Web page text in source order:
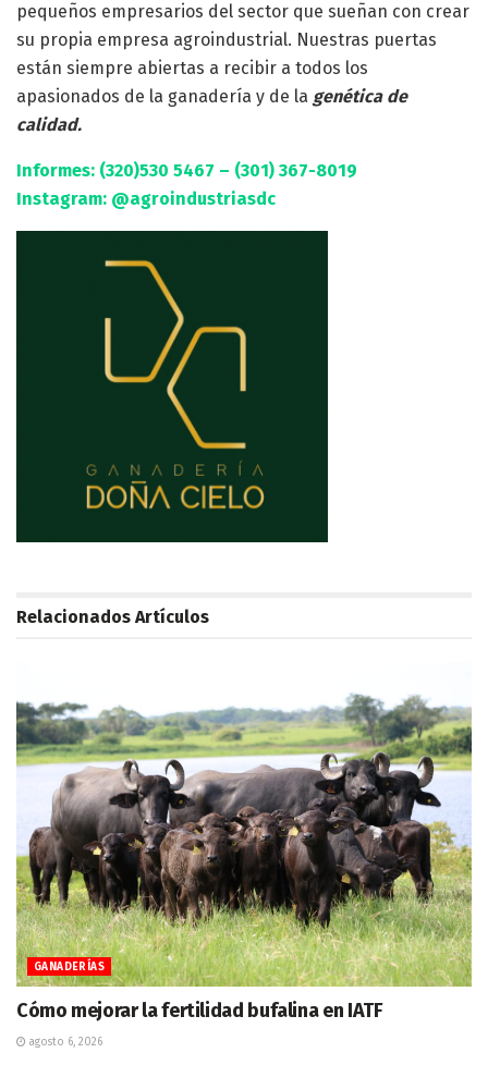
pequeños empresarios del sector que sueñan con crear
su propia empresa agroindustrial. Nuestras puertas
están siempre abiertas a recibir a todos los
apasionados de la ganadería y de la genética de
calidad.
Informes: (320)530 5467 – (301) 367-8019
Instagram: @agroindustriasdc
Relacionados Artículos
GANADERÍAS
Cómo mejorar la fertilidad bufalina en IATF
agosto 6, 2026